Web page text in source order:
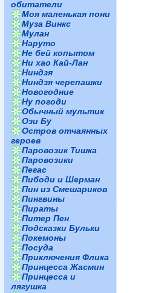
обитатели
Моя маленькая пони
Муза Винкс
Мулан
Наруто
Не бей копытом
Ни хао Кай-Лан
Ниндзя
Ниндзя черепашки
Новогодние
Ну погоди
Обычный мультик
Ози Бу
Остров отчаянных
героев
Паровозик Тишка
Паровозики
Пегас
Пибоди и Шерман
Пин из Смешариков
Пингвины
Пираты
Питер Пен
Подсказки Бульки
Покемоны
Посуда
Приключения Флика
Принцесса Жасмин
Принцесса и
лягушка